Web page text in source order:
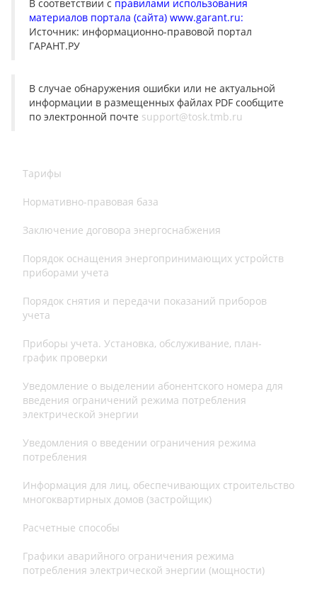
В соответствии с правилами использования
материалов портала (сайта) www.garant.ru:
Источник: информационно-правовой портал
ГАРАНТ.РУ
В случае обнаружения ошибки или не актуальной
информации в размещенных файлах PDF сообщите
по электронной почте support@tosk.tmb.ru
Тарифы
Нормативно-правовая база
Заключение договора энергоснабжения
Порядок оснащения энергопринимающих устройств
приборами учета
Порядок снятия и передачи показаний приборов
учета
Приборы учета. Установка, обслуживание, план-
график проверки
Уведомление о выделении абонентского номера для
введения ограничений режима потребления
электрической энергии
Уведомления о введении ограничения режима
потребления
Информация для лиц, обеспечивающих строительство
многоквартирных домов (застройщик)
Расчетные способы
Графики аварийного ограничения режима
потребления электрической энергии (мощности)